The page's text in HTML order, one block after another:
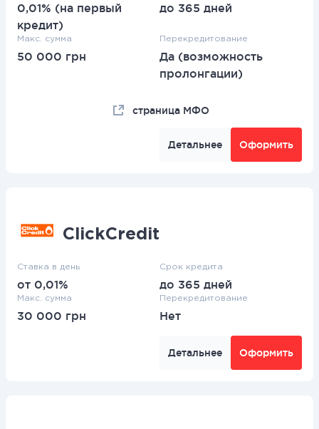
0,01% (на первый
кредит)
до 365 дней
Макс. сумма
50 000 грн
Перекредитование
Да (возможность
пролонгации)
страница МФО
Детальнее Оформить
ClickCredit
Ставка в день
от 0,01%
Срок кредита
до 365 дней
Макс. сумма
30 000 грн
Перекредитование
Нет
Детальнее Оформить